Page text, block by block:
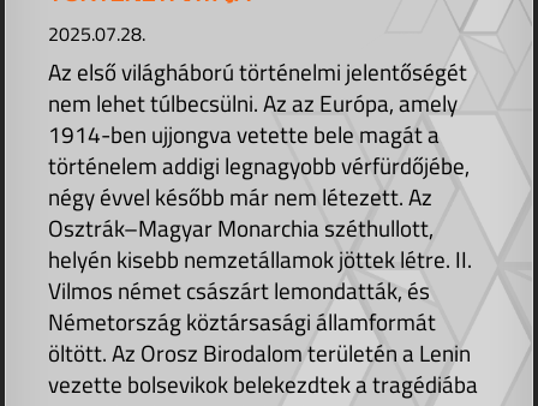
2025.07.28.
Az első világháború történelmi jelentőségét
nem lehet túlbecsülni. Az az Európa, amely
1914-ben ujjongva vetette bele magát a
történelem addigi legnagyobb vérfürdőjébe,
négy évvel később már nem létezett. Az
Osztrák–Magyar Monarchia széthullott,
helyén kisebb nemzetállamok jöttek létre. II.
Vilmos német császárt lemondatták, és
Németország köztársasági államformát
öltött. Az Orosz Birodalom területén a Lenin
vezette bolsevikok belekezdtek a tragédiába